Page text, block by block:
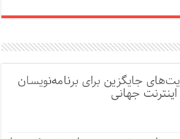
جایگزین برای برنامه‌نویسان
جهانی